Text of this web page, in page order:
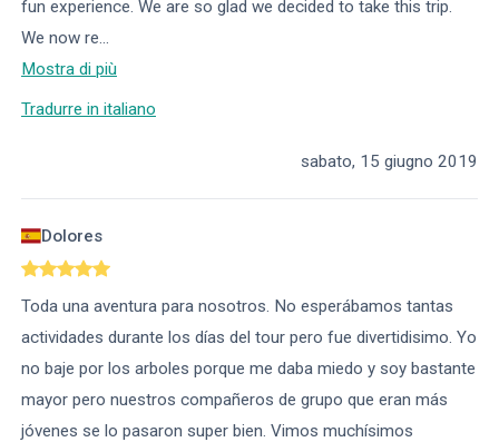
fun experience. We are so glad we decided to take this trip.
We now re...
Mostra di più
Tradurre in italiano
sabato, 15 giugno 2019
Dolores
Toda una aventura para nosotros. No esperábamos tantas
actividades durante los días del tour pero fue divertidisimo. Yo
no baje por los arboles porque me daba miedo y soy bastante
mayor pero nuestros compañeros de grupo que eran más
jóvenes se lo pasaron super bien. Vimos muchísimos